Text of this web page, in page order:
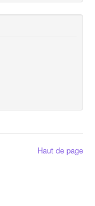
Haut de page